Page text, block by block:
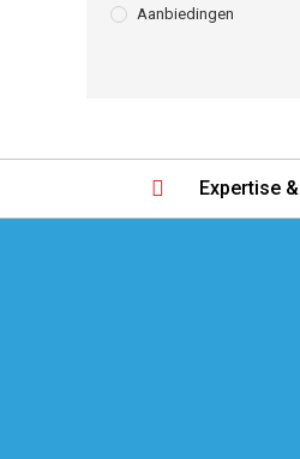
Aanbiedingen
Expertise